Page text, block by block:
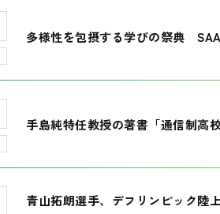
多様性を包摂する学びの祭典
手島純特任教授の著書「通信制高
青山拓朗選手、デフリンピック陸